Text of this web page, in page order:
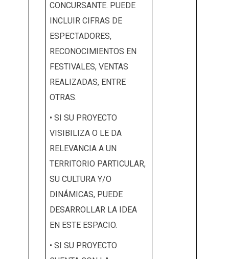
CONCURSANTE. PUEDE
INCLUIR CIFRAS DE
ESPECTADORES,
RECONOCIMIENTOS EN
FESTIVALES, VENTAS
REALIZADAS, ENTRE
OTRAS.
• SI SU PROYECTO
VISIBILIZA O LE DA
RELEVANCIA A UN
TERRITORIO PARTICULAR,
SU CULTURA Y/O
DINÁMICAS, PUEDE
DESARROLLAR LA IDEA
EN ESTE ESPACIO.
• SI SU PROYECTO